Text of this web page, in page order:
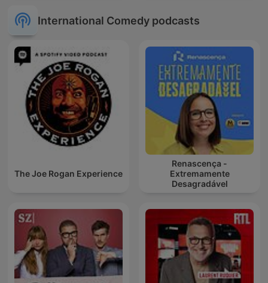
International Comedy podcasts
The Joe Rogan Experience
Renascença -
Extremamente
Desagradável